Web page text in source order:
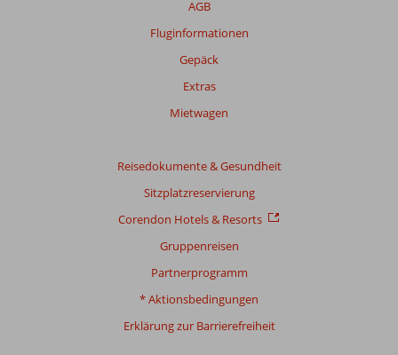
AGB
Fluginformationen
Gepäck
Extras
Mietwagen
Reisedokumente & Gesundheit
Sitzplatzreservierung
Corendon Hotels & Resorts
Gruppenreisen
Partnerprogramm
* Aktionsbedingungen
Erklärung zur Barrierefreiheit